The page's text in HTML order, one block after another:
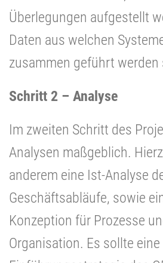
Überlegungen aufgestellt
Daten aus welchen
zusammen geführt werden
Schritt 2 – Analyse
Im zweiten Schritt des
Analysen maßgeblich.
anderem eine Ist-Analyse
Geschäftsabläufe, sowie
Konzeption für Prozesse
Organisation. Es sollte eine